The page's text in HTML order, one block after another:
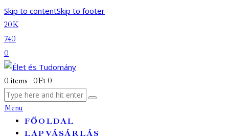
Skip to contentSkip to footer
20K
740
0
0 items - 0Ft 0
Menu
FŐOLDAL
LAPVÁSÁRLÁS